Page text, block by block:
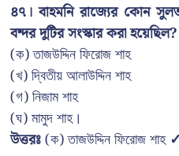
৪৭। বাহমনি রাজ্যের কোন
বন্দর দুটির সংস্কার করা হয়েছিল?
(ক) তাজউদ্দিন ফিরোজ শাহ
(খ) দ্বিতীয় আলাউদ্দিন শাহ
(গ) নিজাম শাহ
(ঘ) মামুদ শাহ।
উত্তরঃ(ক) তাজউদ্দিন ফিরোজ শাহ ✓